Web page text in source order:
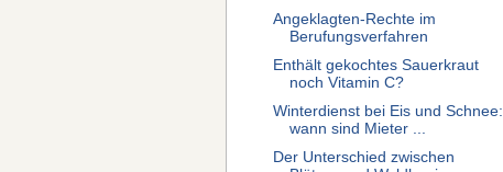
Angeklagten-Rechte im
Berufungsverfahren
Enthält gekochtes Sauerkraut
noch Vitamin C?
Winterdienst bei Eis und Schnee:
wann sind Mieter ...
Der Unterschied zwischen